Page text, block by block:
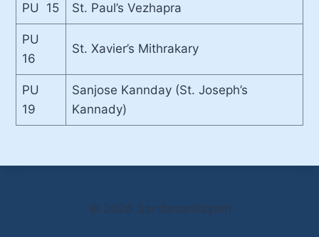
PU 15 St. Paul’s Vezhapra
PU
16
St. Xavier’s Mithrakary
PU
19
Sanjose Kannday (St. Joseph’s
Kannady)
© 2026 Sandesanilayam